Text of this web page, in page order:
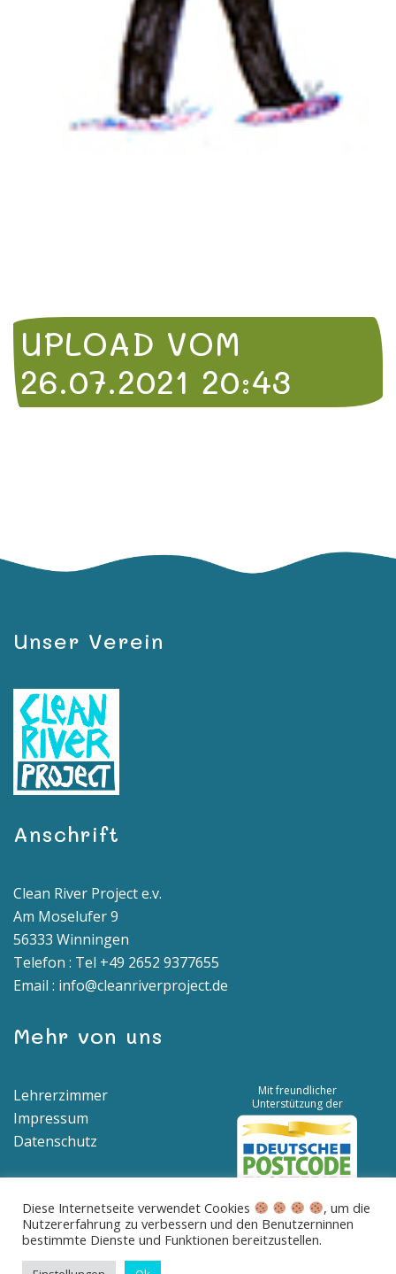
UPLOAD VOM
26.07.2021 20:43
Unser Verein
Anschrift
Clean River Project e.v.
Am Moselufer 9
56333 Winningen
Telefon : Tel +49 2652 9377655
Email : info@cleanriverproject.de
Mehr von uns
Lehrerzimmer
Impressum
Datenschutz
Mit freundlicher
Unterstützung der
Spendenkonto | IBAN: DE04 5776 1591 8100 0538 00 | BIC:
Betreff: Spende für saubere Flüsse und Meere
Diese Internetseite verwendet Cookies
, um die
Nutzererfahrung zu verbessern und den Benutzerninnen
bestimmte Dienste und Funktionen bereitzustellen.